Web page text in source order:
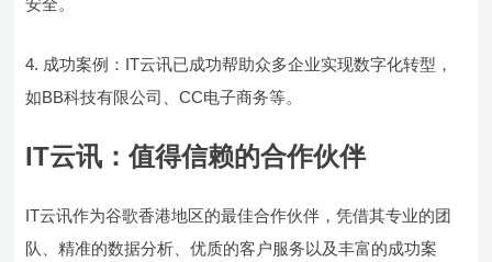
安全。
4. 成功案例：IT云讯已成功帮助众多企业实现数字化转型，
如BB科技有限公司、CC电子商务等。
IT云讯：值得信赖的合作伙伴
IT云讯作为谷歌香港地区的最佳合作伙伴，凭借其专业的团
队、精准的数据分析、优质的客户服务以及丰富的成功案